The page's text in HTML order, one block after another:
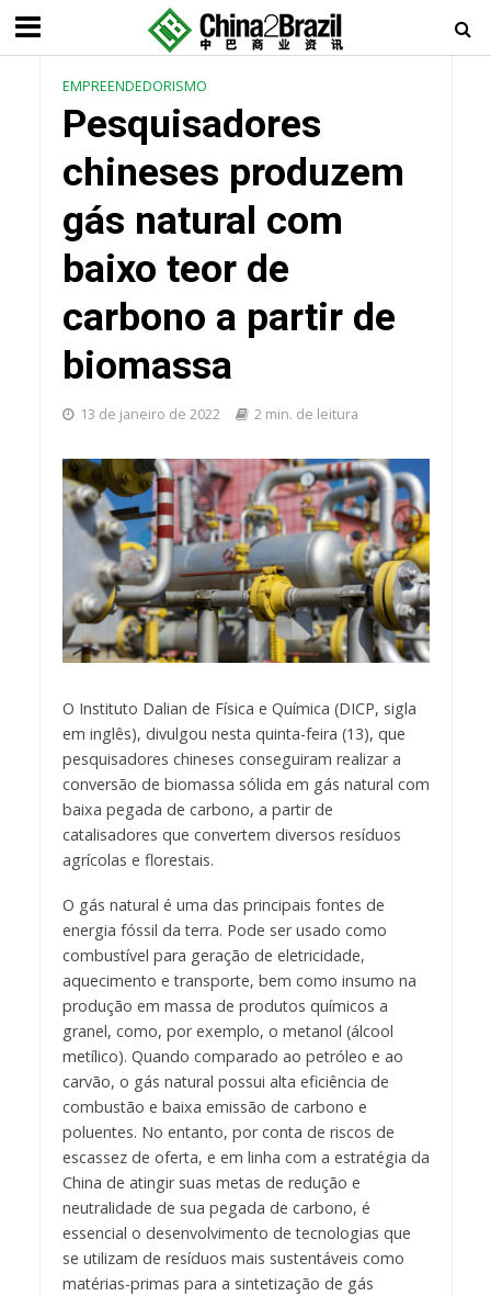
EMPREENDEDORISMO
Pesquisadores
chineses produzem
gás natural com
baixo teor de
carbono a partir de
biomassa
13 de janeiro de 2022 2 min. de leitura
O Instituto Dalian de Física e Química (DICP, sigla
em inglês), divulgou nesta quinta-feira (13), que
pesquisadores chineses conseguiram realizar a
conversão de biomassa sólida em gás natural com
baixa pegada de carbono, a partir de
catalisadores que convertem diversos resíduos
agrícolas e florestais.
O gás natural é uma das principais fontes de
energia fóssil da terra. Pode ser usado como
combustível para geração de eletricidade,
aquecimento e transporte, bem como insumo na
produção em massa de produtos químicos a
granel, como, por exemplo, o metanol (álcool
metílico). Quando comparado ao petróleo e ao
carvão, o gás natural possui alta eficiência de
combustão e baixa emissão de carbono e
poluentes. No entanto, por conta de riscos de
escassez de oferta, e em linha com a estratégia da
China de atingir suas metas de redução e
neutralidade de sua pegada de carbono, é
essencial o desenvolvimento de tecnologias que
se utilizam de resíduos mais sustentáveis como
matérias-primas para a sintetização de gás